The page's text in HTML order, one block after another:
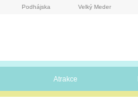
Podhájska Velký Meder
Atrakce